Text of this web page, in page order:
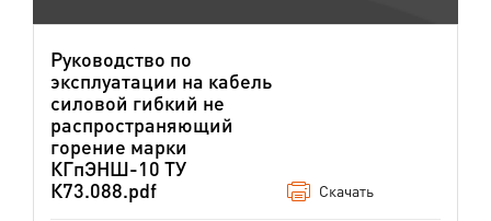
Руководство по
эксплуатации на кабель
силовой гибкий не
распространяющий
горение марки
КГпЭНШ-10 ТУ
К73.088.pdf
Скачать